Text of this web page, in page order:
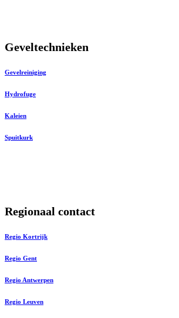
Geveltechnieken
Gevelreiniging
Hydrofuge
Kaleien
Spuitkurk
Regionaal contact
Regio Kortrijk
Regio Gent
Regio Antwerpen
Regio Leuven